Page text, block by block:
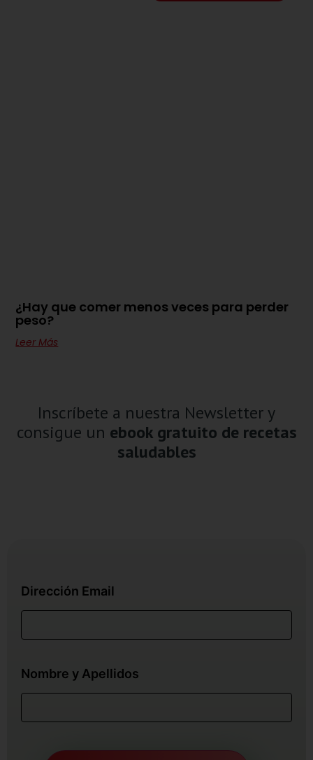
¿Hay que comer menos veces para perder
peso?
Leer Más
Inscríbete a nuestra Newsletter y
consigue un ebook gratuito de recetas
saludables
Dirección Email
Nombre y Apellidos